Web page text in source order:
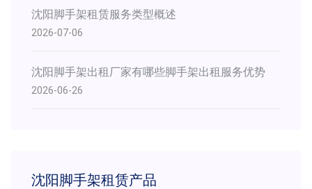
沈阳脚手架租赁服务类型概述
2026-07-06
沈阳脚手架出租厂家有哪些脚手架出租服务优势
2026-06-26
沈阳脚手架租赁产品